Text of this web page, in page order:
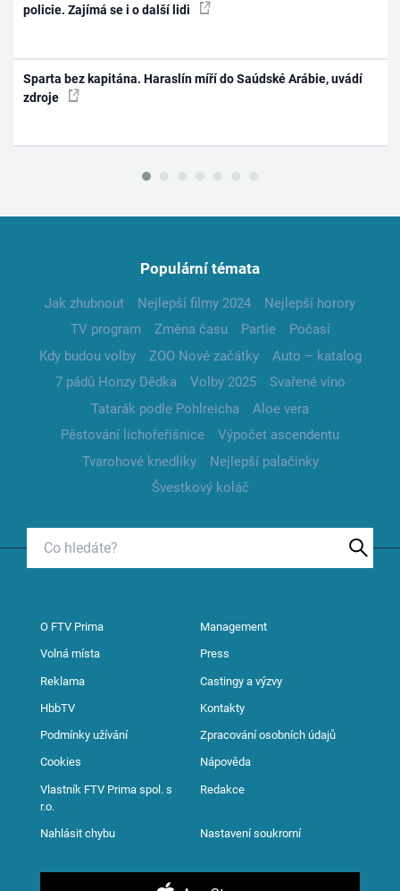
policie. Zajímá se i o další lidi
Sparta bez kapitána. Haraslín míří do Saúdské Arábie, uvádí
zdroje
Populární témata
Jak zhubnout Nejlepší filmy 2024
Nejlepší horory
TV program
Změna času Partie
Počasí
Kdy budou volby
ZOO Nové začátky
Auto – katalog
7 pádů Honzy Dědka
Volby 2025
Svařené víno
Tatarák podle Pohlreicha
Aloe vera
Pěstování lichořeřišnice
Výpočet ascendentu
Tvarohové knedlíky
Nejlepší palačinky
Švestkový koláč
O FTV Prima Management
Volná místa Press
Reklama Castingy a výzvy
HbbTV Kontakty
Podmínky užívání Zpracování osobních údajů
Cookies Nápověda
Vlastník FTV Prima spol. s
r.o.
Redakce
Nahlásit chybu Nastavení soukromí